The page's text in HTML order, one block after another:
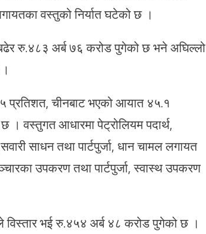
वस्तुको निर्यात घटेको छ ।
रु.४८३ अर्ब ७६ करोड पुगेको छ भने अघिल्लो
प्रतिशत, चीनबाट भएको आयात ४५.१
वस्तुगत आधारमा पेट्रोलियम पदार्थ,
साधन तथा पार्टपुर्जा, धान चामल लगायत
उपकरण तथा पार्टपुर्जा, स्वास्थ उपकरण
विस्तार भई रु.४५४ अर्ब ४८ करोड पुगेको छ ।